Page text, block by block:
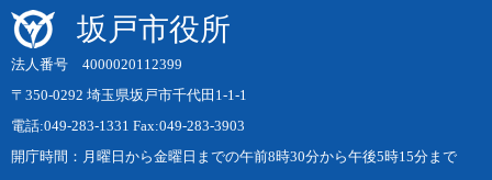
坂戸市役所
法人番号 4000020112399
〒350-0292 埼玉県坂戸市千代田1-1-1
電話:049-283-1331 Fax:049-283-3903
開庁時間：月曜日から金曜日までの午前8時30分から午後5時15分まで